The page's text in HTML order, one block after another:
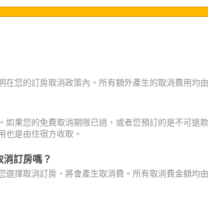
您的訂房取消政策內。所有額外產生的取消費用均
果您的免費取消期限已過，或者您預訂的是不可退
也是由住宿方收取。
訂房嗎？
擇取消訂房，將會產生取消費。所有取消費金額均